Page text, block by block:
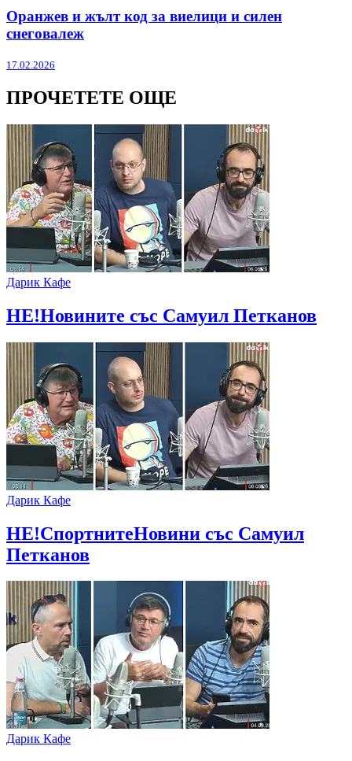
Оранжев и жълт код за виелици и силен
снеговалеж
17.02.2026
ПРОЧЕТЕТЕ ОЩЕ
Дарик Кафе
НЕ!Новините със Самуил Петканов
Дарик Кафе
НЕ!СпортнитеНовини със Самуил
Петканов
Дарик Кафе